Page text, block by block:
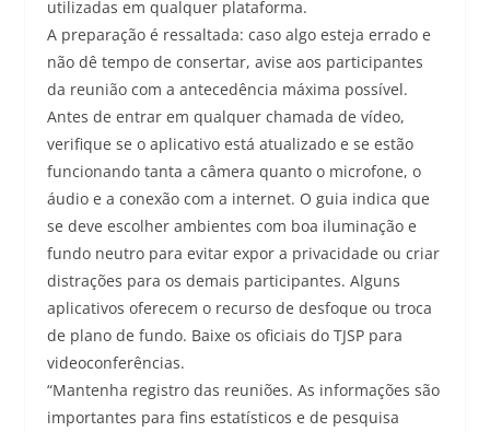
utilizadas em qualquer plataforma.
A preparação é ressaltada: caso algo esteja errado e
não dê tempo de consertar, avise aos participantes
da reunião com a antecedência máxima possível.
Antes de entrar em qualquer chamada de vídeo,
verifique se o aplicativo está atualizado e se estão
funcionando tanta a câmera quanto o microfone, o
áudio e a conexão com a internet. O guia indica que
se deve escolher ambientes com boa iluminação e
fundo neutro para evitar expor a privacidade ou criar
distrações para os demais participantes. Alguns
aplicativos oferecem o recurso de desfoque ou troca
de plano de fundo. Baixe os oficiais do TJSP para
videoconferências.
“Mantenha registro das reuniões. As informações são
importantes para fins estatísticos e de pesquisa